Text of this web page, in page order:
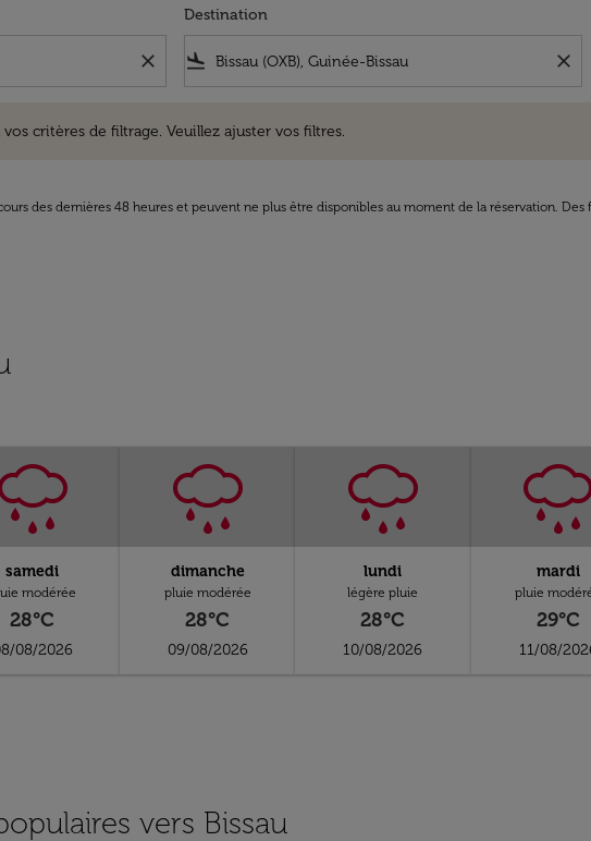
close
Destination
flight_land close
critères de filtrage. Veuillez ajuster vos filtres.
des dernières 48 heures et peuvent ne plus être disponibles au moment de la réservation.
samedi
modérée
28°C
08/2026
dimanche
pluie modérée
28°C
09/08/2026
lundi
légère pluie
28°C
10/08/2026
mardi
pluie
29°C
11/08/
vers Bissau